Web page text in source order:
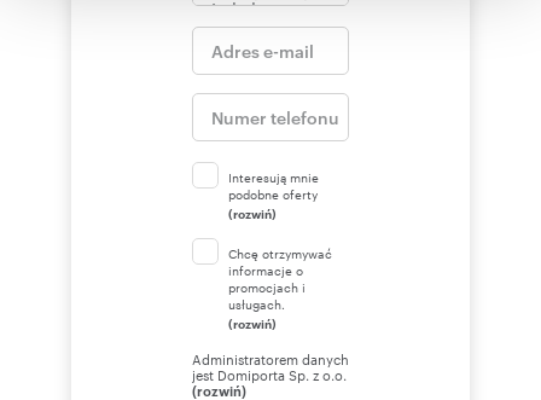
korzystania z ich usług.
Interesują mnie
podobne oferty
(rozwiń)
Chcę otrzymywać
informacje o
promocjach i
usługach.
(rozwiń)
Administratorem danych
jest Domiporta Sp. z o.o.
(rozwiń)